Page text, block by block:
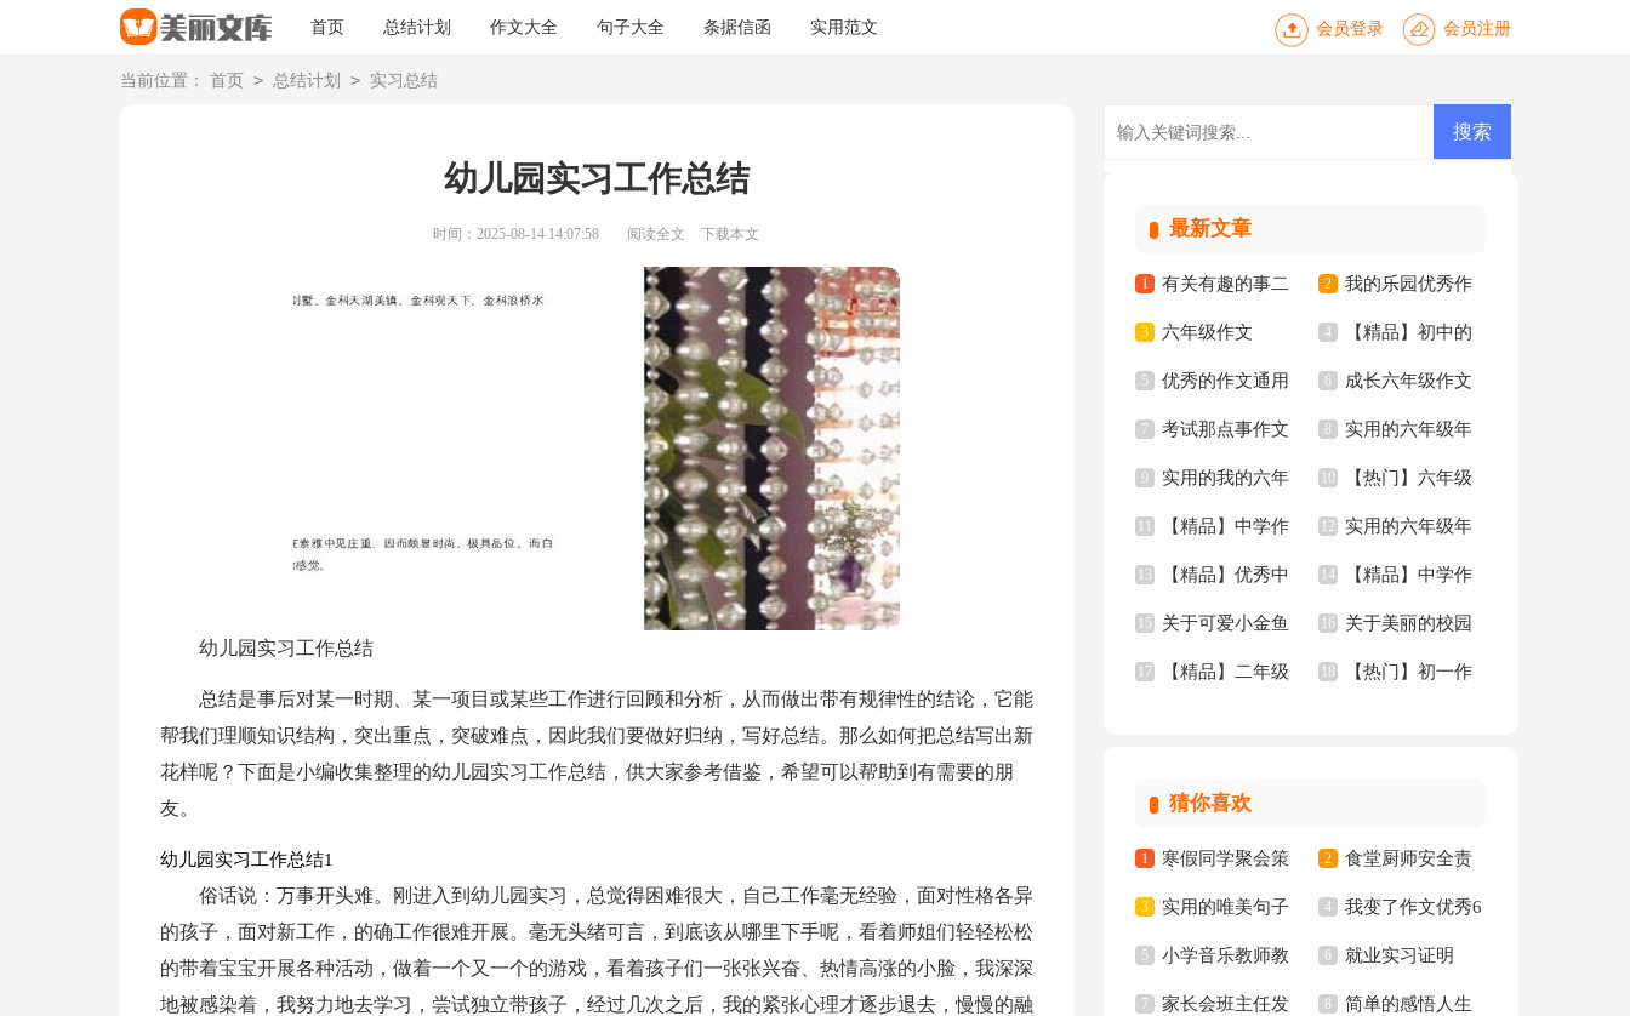
首页 总结计划 作文大全 句子大全 条据信函 实用范文 会员登录 会员注册
当前位置： 首页 > 总结计划 > 实习总结
幼儿园实习工作总结
时间：2025-08-14 14:07:58 阅读全文 下载本文
幼儿园实习工作总结
总结是事后对某一时期、某一项目或某些工作进行回顾和分析，从而做出带有规律性的结论，它能
帮我们理顺知识结构，突出重点，突破难点，因此我们要做好归纳，写好总结。那么如何把总结写出新
花样呢？下面是小编收集整理的幼儿园实习工作总结，供大家参考借鉴，希望可以帮助到有需要的朋
友。
幼儿园实习工作总结1
俗话说：万事开头难。刚进入到幼儿园实习，总觉得困难很大，自己工作毫无经验，面对性格各异
的孩子，面对新工作，的确工作很难开展。毫无头绪可言，到底该从哪里下手呢，看着师姐们轻轻松松
的带着宝宝开展各种活动，做着一个又一个的游戏，看着孩子们一张张兴奋、热情高涨的小脸，我深深
地被感染着，我努力地去学习，尝试独立带孩子，经过几次之后，我的紧张心理才逐步退去，慢慢的融
最新文章
1 有关有趣的事二
年级作文锦集八篇
2 我的乐园优秀作
文
3 六年级作文
【精】
4 【精品】初中的
我作文合集五篇
5 优秀的作文通用
15篇
6 成长六年级作文
7 考试那点事作文 8 实用的六年级年
的作文300字4篇
9 实用的我的六年
级小学作文锦集7篇
10 【热门】六年级
的作文集锦5篇
11 【精品】中学作
文合集6篇
12 实用的六年级年
的作文300字合集9篇
13 【精品】优秀中
学作文合集八篇
14 【精品】中学作
文汇编五篇
15 关于可爱小金鱼
二年级作文十篇
16 关于美丽的校园
三年级作文汇编7篇
17 【精品】二年级 18 【热门】初一作
猜你喜欢
1 寒假同学聚会策
划书
2 食堂厨师安全责
任书
3 实用的唯美句子
65条
4 我变了作文优秀6
篇
5 小学音乐教师教
学心得
6 就业实习证明
7 家长会班主任发 8 简单的感悟人生